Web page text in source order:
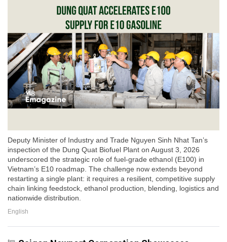
Deputy Minister of Industry and Trade Nguyen Sinh Nhat Tan’s
inspection of the Dung Quat Biofuel Plant on August 3, 2026
underscored the strategic role of fuel-grade ethanol (E100) in
Vietnam’s E10 roadmap. The challenge now extends beyond
restarting a single plant: it requires a resilient, competitive supply
chain linking feedstock, ethanol production, blending, logistics and
nationwide distribution.
English